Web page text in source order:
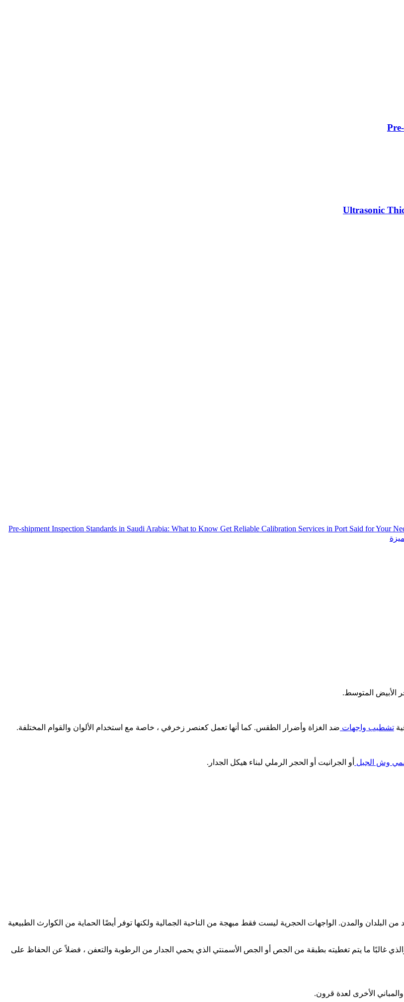
Ultrasonic
Pre-shipment Inspection Standards in Saudi Arabia: What to Know Get Reliable Calibration Services in Port Said for Your
الأبيض المتوسط.
تشطيب واجهات ضد الغزاة وأضرار الطقس. كما أنها تعمل كعنصر زخرفي ، خاصة مع استخدام الألوان والقوام المختلفة.
وش الجبل أو الجرانيت أو الحجر الرملي لبناء هيكل الجدار.
البلدان والمدن. الواجهات الحجرية ليست فقط مبهجة من الناحية الجمالية ولكنها توفر أيضًا الحماية من الكوارث الطبيعية
غالبًا ما يتم تغطيته بطبقة من الجص أو الجص الأسمنتي الذي يحمي الجدار من الرطوبة والتعفن ، فضلاً عن الحفاظ على
الأخرى لعدة قرون.